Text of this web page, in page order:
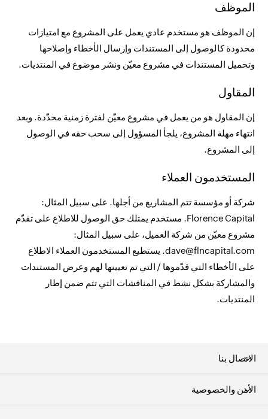
الموظف
إن الموظف هو مستخدم عادي يعمل على المشروع مع امتيازات
محدودة كالوصول إلى المستندات وإرسال الأخطاء وإصلاحها
وتحميل المستندات في مشروع معيّن ونشر موضوع في المنتديات.
المقاول
إن المقاول هو من يعمل في مشروع معيّن لفترة زمنية محدّدة. وبعد
انتهاء مهلة المشروع، يلجأ المسؤول إلى سحب حقه في الوصول
إلى المشروع.
المستخدمون العملاء
شركة أو مؤسسة تتم المشاريع من أجلها. على سبيل المثال:
Florence Capital. مستخدم يمتلك حق الوصول للاطلاع على تقدّم
مشروع معيّن من شركة العميل، على سبيل المثال:
dave@flncapital.com. يستطيع المستخدمون العملاء الاطلاع
على الأخطاء التي قدّموها / التي تم تعيينها لهم وعرض المستندات
والمشاركة بشكل نشط في المناقشات التي تتم ضمن إطار
المنتديات.
الاتصال بنا
الأمن والخصوصية